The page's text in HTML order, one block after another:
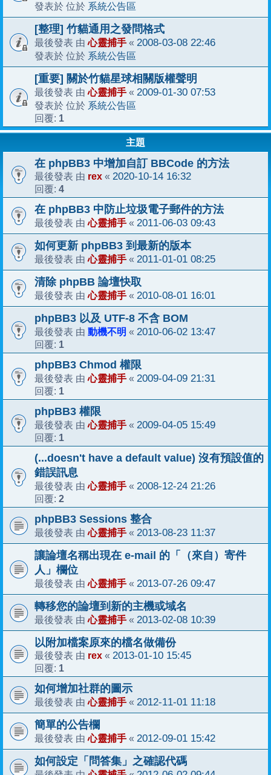
發表於 位於 系統公告區
[整理] 竹貓通用之發問格式
最後發表 由心靈捕手 « 2008-03-08 22:46
發表於 位於 系統公告區
[重要] 關於竹貓星球相關版權聲明
最後發表 由心靈捕手 « 2009-01-30 07:53
發表於 位於 系統公告區
回覆: 1
主題
在 phpBB3 中增加自訂 BBCode 的方法
最後發表 由 rex « 2020-10-14 16:32
回覆: 4
在 phpBB3 中防止垃圾電子郵件的方法
最後發表 由心靈捕手 « 2011-06-03 09:43
如何更新 phpBB3 到最新的版本
最後發表 由心靈捕手 « 2011-01-01 08:25
清除 phpBB 論壇快取
最後發表 由心靈捕手 « 2010-08-01 16:01
phpBB3 以及 UTF-8 不含 BOM
最後發表 由 動機不明 « 2010-06-02 13:47
回覆: 1
phpBB3 Chmod 權限
最後發表 由心靈捕手 « 2009-04-09 21:31
回覆: 1
phpBB3 權限
最後發表 由心靈捕手 « 2009-04-05 15:49
回覆: 1
(...doesn't have a default value) 沒有預設值的
錯誤訊息
最後發表 由心靈捕手 « 2008-12-24 21:26
回覆: 2
phpBB3 Sessions 整合
最後發表 由心靈捕手 « 2013-08-23 11:37
讓論壇名稱出現在 e-mail 的「（來自）寄件
人」欄位
最後發表 由心靈捕手 « 2013-07-26 09:47
轉移您的論壇到新的主機或域名
最後發表 由心靈捕手 « 2013-02-08 10:39
以附加檔案原來的檔名做備份
最後發表 由 rex « 2013-01-10 15:45
回覆: 1
如何增加社群的圖示
最後發表 由心靈捕手 « 2012-11-01 11:18
簡單的公告欄
最後發表 由心靈捕手 « 2012-09-01 15:42
如何設定「問答集」之確認代碼